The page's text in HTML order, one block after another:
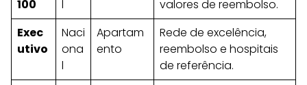
100
l
valores de reembolso.
Exec
utivo
Naci
ona
l
Apartam
ento
Rede de excelência,
reembolso e hospitais
de referência.